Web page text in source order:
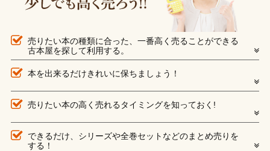
売りたい本の種類に合った、一番高く売ることができる
古本屋を探して利用する。
本を出来るだけきれいに保ちましょう！
売りたい本の高く売れるタイミングを知っておく!
できるだけ、シリーズや全巻セットなどのまとめ売りを
する！